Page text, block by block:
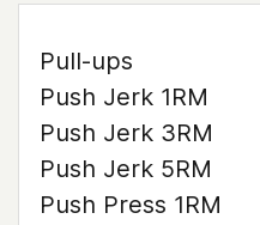
Pull-ups
Push Jerk 1RM
Push Jerk 3RM
Push Jerk 5RM
Push Press 1RM